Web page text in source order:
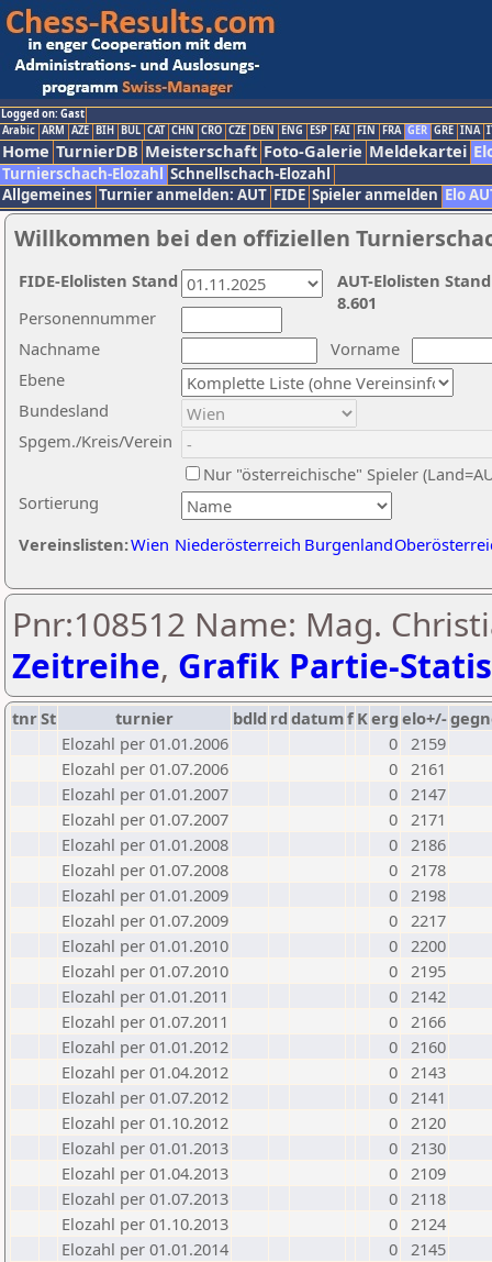
Logged on: Gast
Arabic ARM AZE BIH BUL CAT CHN CRO CZE DEN ENG ESP FAI FIN FRA GER GRE INA
Home TurnierDB Meisterschaft Foto-Galerie Meldekartei
Turnierschach-Elozahl Schnellschach-Elozahl
Allgemeines Turnier anmelden: AUT FIDE Spieler anmelden Elo
Willkommen bei den offiziellen
Nachname
Vorname
Ebene
Sortierung
Personennummer
Bundesland
Spgem./Kreis/Verein
Nur "österreichische" Spieler
Vereinslisten:Wien Niederösterreich Burgenland
AUT-Elolisten
8.601
FIDE-Elolisten Stand
Pnr:108512 Name: Mag.
Zeitreihe, Grafik Partie-
tnrSt turnier bdld rd datumf Kerg elo+/-
Elozahl per 01.01.2006
0 2159
Elozahl per 01.07.2006
0 2161
Elozahl per 01.01.2007
0 2147
Elozahl per 01.07.2007
0 2171
Elozahl per 01.01.2008
0 2186
Elozahl per 01.07.2008
0 2178
Elozahl per 01.01.2009
0 2198
Elozahl per 01.07.2009
0 2217
Elozahl per 01.01.2010
0 2200
Elozahl per 01.07.2010
0 2195
Elozahl per 01.01.2011
0 2142
Elozahl per 01.07.2011
0 2166
Elozahl per 01.01.2012
0 2160
Elozahl per 01.04.2012
0 2143
Elozahl per 01.07.2012
0 2141
Elozahl per 01.10.2012
0 2120
Elozahl per 01.01.2013
0 2130
Elozahl per 01.04.2013
0 2109
Elozahl per 01.07.2013
0 2118
Elozahl per 01.10.2013
0 2124
Elozahl per 01.01.2014
0 2145